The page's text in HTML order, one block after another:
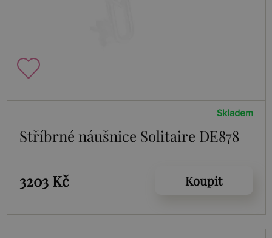
Skladem
Stříbrné náušnice Solitaire DE878
3203 Kč Koupit